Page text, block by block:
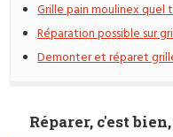
Grille pain moulinex quel
Réparation possible sur
Demonter et réparet
Réparer, c'est